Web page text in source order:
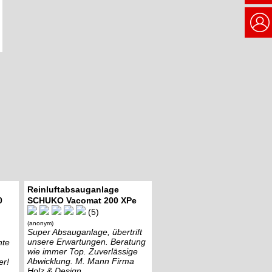
Reinluftabsauganlage
SCHUKO Vacomat 200 XPe
(5)
(anonym)
Super Absauganlage, übertrift
unsere Erwartungen. Beratung
wie immer Top. Zuverlässige
Abwicklung. M. Mann Firma